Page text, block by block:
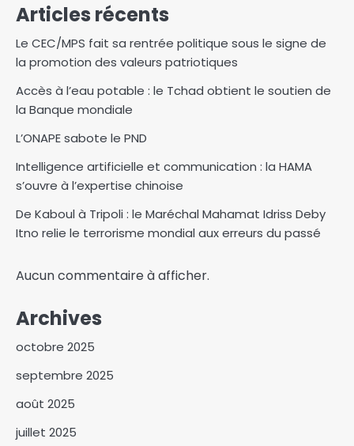
Articles récents
Le CEC/MPS fait sa rentrée politique sous le signe de
la promotion des valeurs patriotiques
Accès à l’eau potable : le Tchad obtient le soutien de
la Banque mondiale
L’ONAPE sabote le PND
Intelligence artificielle et communication : la HAMA
s’ouvre à l’expertise chinoise
De Kaboul à Tripoli : le Maréchal Mahamat Idriss Deby
Itno relie le terrorisme mondial aux erreurs du passé
Aucun commentaire à afficher.
Archives
octobre 2025
septembre 2025
août 2025
juillet 2025